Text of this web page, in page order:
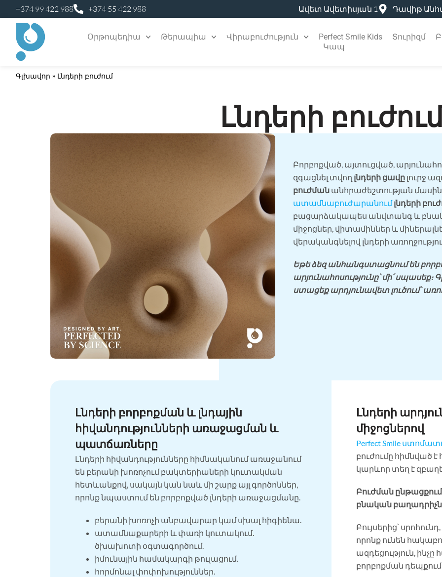
+374 99 422 988 +374 55 422 988 Ավետ Ավետիսյան 1 Դավիթ
Օրթոպեդիա Թերապիա Վիրաբուժություն Perfect Smile Kids Տուրիզմ
Կապ
Գլխավոր » Լնդերի բուժում
Լնդերի
Բորբոքված, այտուցված,
զգացնել տվող լնդերի ցավը լուրջ
բուժման անհրաժեշտության
ատամնաբուժարանում լնդերի
բացարձակապես անվտանգ և
միջոցներ, վիտամիններ և
վերականգնելով լնդերի
Եթե ձեզ անհանգստացնում են
արյունահոսությունը՝ մի՛
ստացեք արդյունավետ լուծում՝
Լնդերի բորբոքման և լնդային
հիվանդությունների առաջացման և
պատճառները
Լնդերի հիվանդությունները հիմնականում առաջանում
են բերանի խոռոչում բակտերիաների կուտակման
հետևանքով, սակայն կան նաև մի շարք այլ գործոններ,
որոնք նպաստում են բորբոքված լնդերի առաջացմանը.
բերանի խոռոչի անբավարար կամ սխալ հիգիենա.
ատամնաքարերի և փառի կուտակում.
ծխախոտի օգտագործում.
իմունային համակարգի թուլացում.
հորմոնալ փոփոխություններ.
Լնդերի
միջոցներով
Perfect Smile
բուժումը հիմնված
կարևոր տեղ է
Բուժման
բնական
Բույսերից՝
որոնք ունեն
ազդեցություն,
բորբոքման